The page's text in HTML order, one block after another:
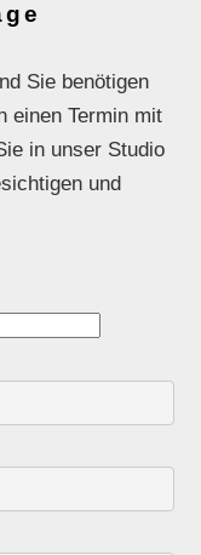
Sie benötigen
einen Termin mit
in unser Studio
und